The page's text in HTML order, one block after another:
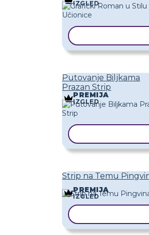
IZGLED
Putovanje Biljkama
Prazan Strip
PREMIJA
IZGLED
Strip na Temu
PREMIJA
IZGLED